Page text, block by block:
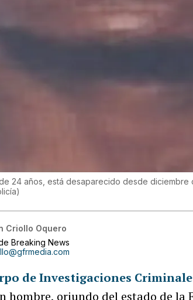
24 años, está desaparecido desde
)
Criollo Oquero
Breaking News
de Investigaciones
hombre, oriundo del estado de